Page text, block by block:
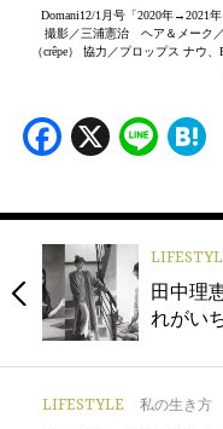
Domani12/1月号「2020年→2021
撮影／三浦憲治 ヘア＆メーク
（crêpe） 協力／プロップス ナウ
Facebook
X Line
田中理
れがい
LIFESTYLE 私の生き方